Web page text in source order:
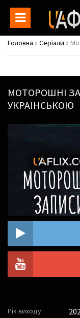
Головна » Серіали »
МОТОРОШНІ
УКРАЇНСЬКОЮ
Рік виходу: